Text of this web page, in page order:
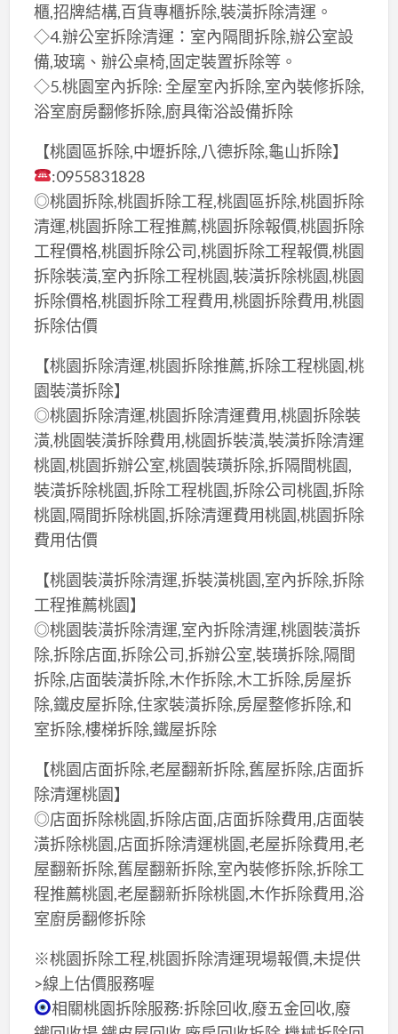
櫃,招牌結構,百貨專櫃拆除,裝潢拆除清運。
◇4.辦公室拆除清運：室內隔間拆除,辦公室設
備,玻璃、辦公桌椅,固定裝置拆除等。
◇5.桃園室內拆除: 全屋室內拆除,室內裝修拆除,
浴室廚房翻修拆除,廚具衛浴設備拆除
【桃園區拆除,中壢拆除,八德拆除,龜山拆除】
:0955831828
◎桃園拆除,桃園拆除工程,桃園區拆除,桃園拆除
清運,桃園拆除工程推薦,桃園拆除報價,桃園拆除
工程價格,桃園拆除公司,桃園拆除工程報價,桃園
拆除裝潢,室內拆除工程桃園,裝潢拆除桃園,桃園
拆除價格,桃園拆除工程費用,桃園拆除費用,桃園
拆除估價
【桃園拆除清運,桃園拆除推薦,拆除工程桃園,桃
園裝潢拆除】
◎桃園拆除清運,桃園拆除清運費用,桃園拆除裝
潢,桃園裝潢拆除費用,桃園拆裝潢,裝潢拆除清運
桃園,桃園拆辦公室,桃園裝璜拆除,拆隔間桃園,
裝潢拆除桃園,拆除工程桃園,拆除公司桃園,拆除
桃園,隔間拆除桃園,拆除清運費用桃園,桃園拆除
費用估價
【桃園裝潢拆除清運,拆裝潢桃園,室內拆除,拆除
工程推薦桃園】
◎桃園裝潢拆除清運,室內拆除清運,桃園裝潢拆
除,拆除店面,拆除公司,拆辦公室,裝璜拆除,隔間
拆除,店面裝潢拆除,木作拆除,木工拆除,房屋拆
除,鐵皮屋拆除,住家裝潢拆除,房屋整修拆除,和
室拆除,樓梯拆除,鐵屋拆除
【桃園店面拆除,老屋翻新拆除,舊屋拆除,店面拆
除清運桃園】
◎店面拆除桃園,拆除店面,店面拆除費用,店面裝
潢拆除桃園,店面拆除清運桃園,老屋拆除費用,老
屋翻新拆除,舊屋翻新拆除,室內裝修拆除,拆除工
程推薦桃園,老屋翻新拆除桃園,木作拆除費用,浴
室廚房翻修拆除
※桃園拆除工程,桃園拆除清運現場報價,未提供
>線上估價服務喔
相關桃園拆除服務:拆除回收,廢五金回收,廢